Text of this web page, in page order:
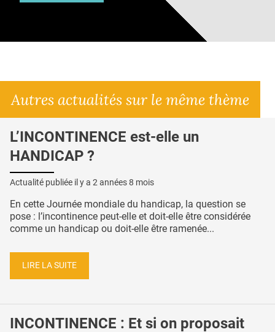
Autres actualités sur le même thème
L’INCONTINENCE est-elle un
HANDICAP ?
Actualité publiée il y a 2 années 8 mois
En cette Journée mondiale du handicap, la question se
pose : l’incontinence peut-elle et doit-elle être considérée
comme un handicap ou doit-elle être ramenée...
LIRE LA SUITE
INCONTINENCE : Et si on proposait